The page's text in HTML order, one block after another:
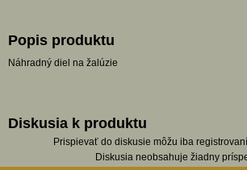
Popis produktu
Náhradný diel na žalúzie
Diskusia k produktu
Prispievať do diskusie môžu iba
Diskusia neobsahuje žiadny